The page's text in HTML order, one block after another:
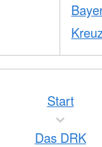
Start
Das DRK